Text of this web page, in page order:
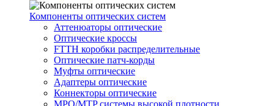
Компоненты оптических систем
Аттенюаторы оптические
Оптические кроссы
FTTH коробки распределительные
Оптические патч-корды
Муфты оптические
Адаптеры оптические
Коннекторы оптические
MPO/MTP системы высокой плотности